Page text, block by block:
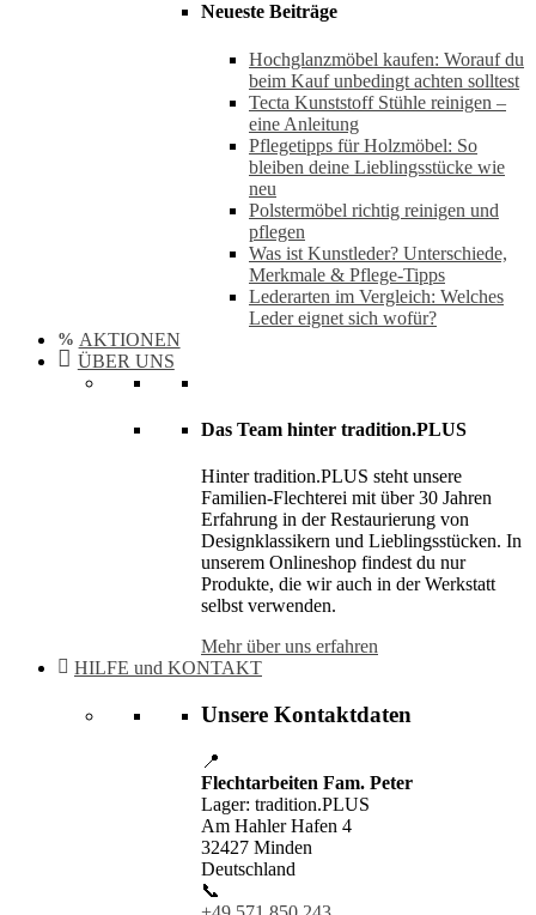
Neueste Beiträge
Hochglanzmöbel kaufen: Worauf du
beim Kauf unbedingt achten solltest
Tecta Kunststoff Stühle reinigen –
eine Anleitung
Pflegetipps für Holzmöbel: So
bleiben deine Lieblingsstücke wie
neu​
Polstermöbel richtig reinigen und
pflegen
Was ist Kunstleder? Unterschiede,
Merkmale & Pflege-Tipps
Lederarten im Vergleich: Welches
Leder eignet sich wofür?
AKTIONEN
ÜBER UNS
Das Team hinter tradition.PLUS
Hinter tradition.PLUS steht unsere
Familien-Flechterei mit über 30 Jahren
Erfahrung in der Restaurierung von
Designklassikern und Lieblingsstücken. In
unserem Onlineshop findest du nur
Produkte, die wir auch in der Werkstatt
selbst verwenden.
Mehr über uns erfahren
HILFE und KONTAKT
Unsere Kontaktdaten
📍
Flechtarbeiten Fam. Peter
Lager: tradition.PLUS
Am Hahler Hafen 4
32427 Minden
Deutschland
📞